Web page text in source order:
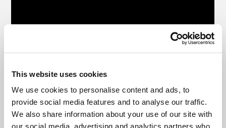
This website uses cookies
We use cookies to personalise content and ads, to
provide social media features and to analyse our traffic.
We also share information about your use of our site with
our social media, advertising and analytics partners who